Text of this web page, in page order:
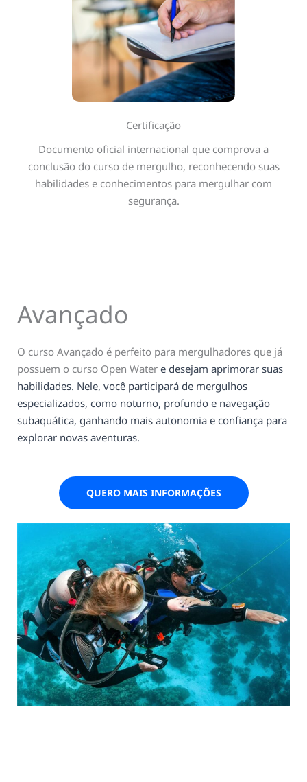
Certificação
Documento oficial internacional que comprova a
conclusão do curso de mergulho, reconhecendo suas
habilidades e conhecimentos para mergulhar com
segurança.
Avançado
O curso Avançado é perfeito para mergulhadores que já
possuem o curso Open Water e desejam aprimorar suas
habilidades. Nele, você participará de mergulhos
especializados, como noturno, profundo e navegação
subaquática, ganhando mais autonomia e confiança para
explorar novas aventuras.
QUERO MAIS INFORMAÇÕES